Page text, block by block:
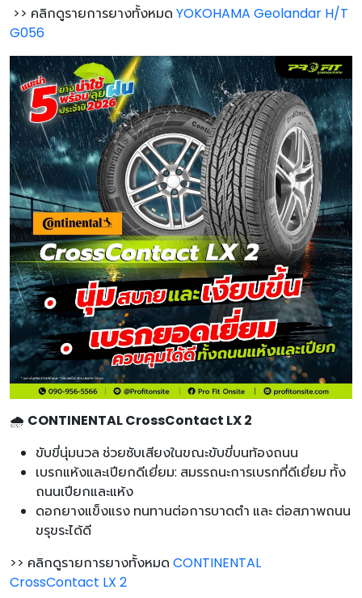
>> คลิกดูรายการยางทั้งหมด YOKOHAMA Geolandar H/T
G056
🌧️ CONTINENTAL CrossContact LX 2
ขับขี่นุ่มนวล ช่วยซับเสียงในขณะขับขี่บนท้องถนน
เบรกแห้งและเปียกดีเยี่ยม: สมรรถนะการเบรกที่ดีเยี่ยม ทั้ง
ถนนเปียกและแห้ง
ดอกยางแข็งแรง ทนทานต่อการบาดตำ และ ต่อสภาพถนน
ขรุขระได้ดี
>> คลิกดูรายการยางทั้งหมด CONTINENTAL
CrossContact LX 2